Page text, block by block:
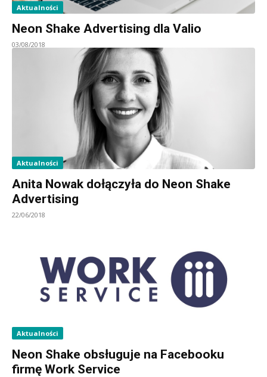
Aktualności
Neon Shake Advertising dla Valio
03/08/2018
Aktualności
Anita Nowak dołączyła do Neon Shake
Advertising
22/06/2018
Aktualności
Neon Shake obsługuje na Facebooku
firmę Work Service